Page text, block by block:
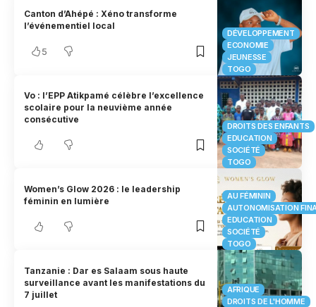
DÉVELOPPEMENT
ECONOMIE
JEUNESSE
TOGO
Canton d’Ahépé : Xéno transforme
l’événementiel local
5
DROITS DES ENFANTS
EDUCATION
SOCIÉTÉ
TOGO
Vo : l’EPP Atikpamé célèbre l’excellence
scolaire pour la neuvième année
consécutive
AU FÉMININ
AUTONOMISATION
EDUCATION
SOCIÉTÉ
TOGO
Women’s Glow 2026 : le leadership
féminin en lumière
AFRIQUE
DROITS DE L'HOMME
Tanzanie : Dar es Salaam sous haute
surveillance avant les manifestations du
7 juillet